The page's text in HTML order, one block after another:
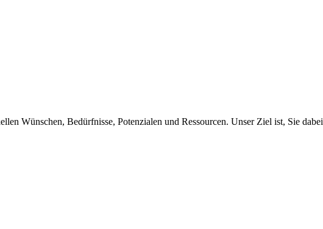
Wünschen, Bedürfnisse, Potenzialen und Ressourcen. Unser Ziel ist, Sie